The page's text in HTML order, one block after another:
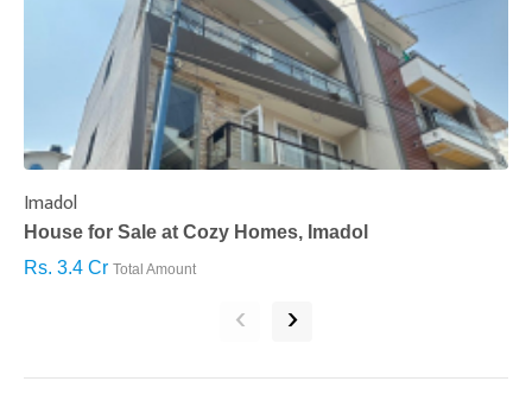
Imadol
House for Sale at Cozy Homes, Imadol
Rs. 3.4 Cr Total Amount
‹ ›